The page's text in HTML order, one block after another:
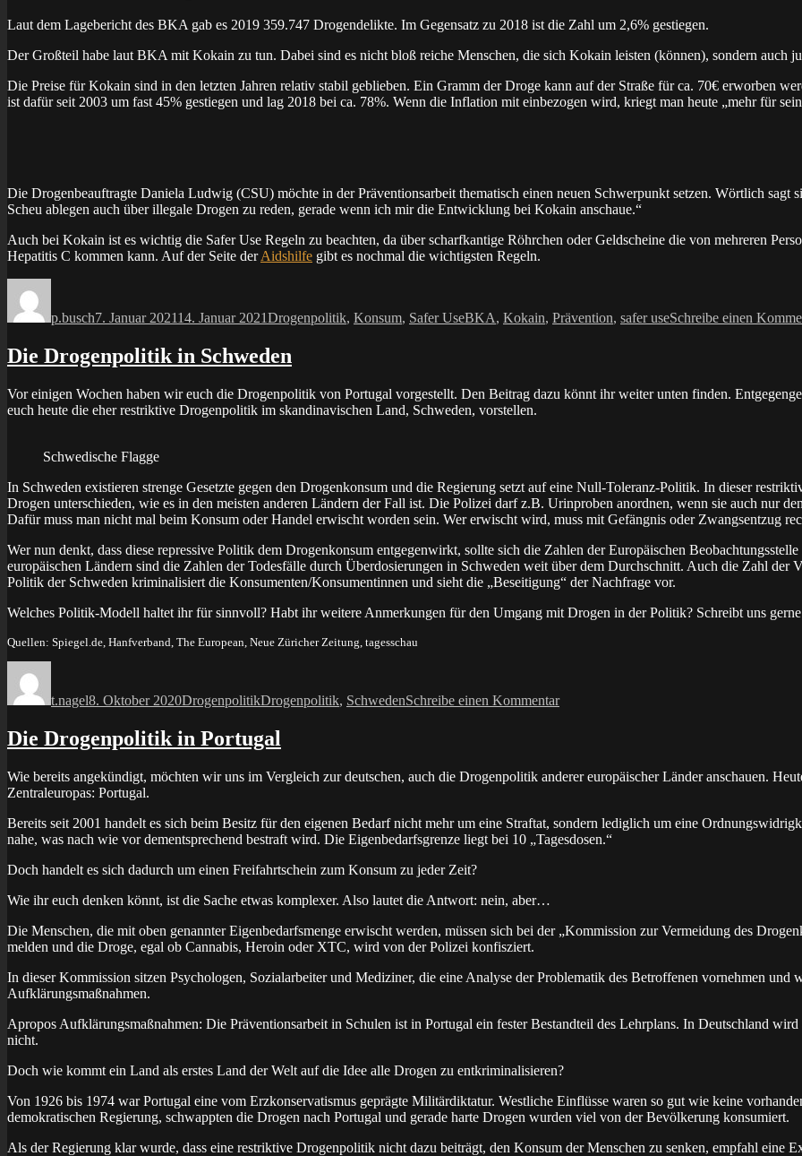
Laut dem Lagebericht des BKA gab es 2019 359.747 Drogendelikte. Im Gegensatz zu 2018 ist die Zahl um 2,6% gestiegen.
Der Großteil habe laut BKA mit Kokain zu tun. Dabei sind es nicht bloß reiche Menschen, die sich Kokain leisten (können), sondern auch
Die Preise für Kokain sind in den letzten Jahren relativ stabil geblieben. Ein Gramm der Droge kann auf der Straße für ca. 70€ erworben
ist dafür seit 2003 um fast 45% gestiegen und lag 2018 bei ca. 78%. Wenn die Inflation mit einbezogen wird, kriegt man heute „mehr für
Die Drogenbeauftragte Daniela Ludwig (CSU) möchte in der Präventionsarbeit thematisch einen neuen Schwerpunkt setzen. Wörtlich sagt
Scheu ablegen auch über illegale Drogen zu reden, gerade wenn ich mir die Entwicklung bei Kokain anschaue.“
Auch bei Kokain ist es wichtig die Safer Use Regeln zu beachten, da über scharfkantige Röhrchen oder Geldscheine die von mehreren
Hepatitis C kommen kann. Auf der Seite derAidshilfe gibt es nochmal die wichtigsten Regeln.
p.busch7. Januar 202114. Januar 2021Drogenpolitik, Konsum, Safer UseBKA, Kokain, Prävention, safer useSchreibe einen
Die Drogenpolitik in Schweden
Vor einigen Wochen haben wir euch die Drogenpolitik von Portugal vorgestellt. Den Beitrag dazu könnt ihr weiter unten finden.
euch heute die eher restriktive Drogenpolitik im skandinavischen Land, Schweden, vorstellen.
Schwedische Flagge
In Schweden existieren strenge Gesetzte gegen den Drogenkonsum und die Regierung setzt auf eine Null-Toleranz-Politik. In dieser
Drogen unterschieden, wie es in den meisten anderen Ländern der Fall ist. Die Polizei darf z.B. Urinproben anordnen, wenn sie auch nur
Dafür muss man nicht mal beim Konsum oder Handel erwischt worden sein. Wer erwischt wird, muss mit Gefängnis oder Zwangsentzug
Wer nun denkt, dass diese repressive Politik dem Drogenkonsum entgegenwirkt, sollte sich die Zahlen der Europäischen
europäischen Ländern sind die Zahlen der Todesfälle durch Überdosierungen in Schweden weit über dem Durchschnitt. Auch die Zahl der
Politik der Schweden kriminalisiert die Konsumenten/Konsumentinnen und sieht die „Beseitigung“ der Nachfrage vor.
Welches Politik-Modell haltet ihr für sinnvoll? Habt ihr weitere Anmerkungen für den Umgang mit Drogen in der Politik? Schreibt uns
Quellen: Spiegel.de, Hanfverband, The European, Neue Züricher Zeitung, tagesschau
t.nagel8. Oktober 2020DrogenpolitikDrogenpolitik, SchwedenSchreibe einen KommentarDrogenpolitik
Die Drogenpolitik in Portugal
Wie bereits angekündigt, möchten wir uns im Vergleich zur deutschen, auch die Drogenpolitik anderer europäischer Länder anschauen.
Zentraleuropas: Portugal.
Bereits seit 2001 handelt es sich beim Besitz für den eigenen Bedarf nicht mehr um eine Straftat, sondern lediglich um eine
nahe, was nach wie vor dementsprechend bestraft wird. Die Eigenbedarfsgrenze liegt bei 10 „Tagesdosen.“
Doch handelt es sich dadurch um einen Freifahrtschein zum Konsum zu jeder Zeit?
Wie ihr euch denken könnt, ist die Sache etwas komplexer. Also lautet die Antwort: nein, aber…
Die Menschen, die mit oben genannter Eigenbedarfsmenge erwischt werden, müssen sich bei der „Kommission zur Vermeidung des
melden und die Droge, egal ob Cannabis, Heroin oder XTC, wird von der Polizei konfisziert.
In dieser Kommission sitzen Psychologen, Sozialarbeiter und Mediziner, die eine Analyse der Problematik des Betroffenen vornehmen und
Aufklärungsmaßnahmen.
Apropos Aufklärungsmaßnahmen: Die Präventionsarbeit in Schulen ist in Portugal ein fester Bestandteil des Lehrplans. In Deutschland
nicht.
Doch wie kommt ein Land als erstes Land der Welt auf die Idee alle Drogen zu entkriminalisieren?
Von 1926 bis 1974 war Portugal eine vom Erzkonservatismus geprägte Militärdiktatur. Westliche Einflüsse waren so gut wie keine
demokratischen Regierung, schwappten die Drogen nach Portugal und gerade harte Drogen wurden viel von der Bevölkerung konsumiert.
Als der Regierung klar wurde, dass eine restriktive Drogenpolitik nicht dazu beiträgt, den Konsum der Menschen zu senken, empfahl eine